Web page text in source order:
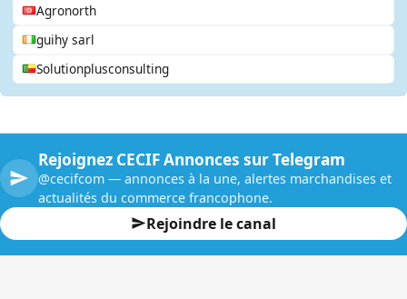
Agronorth
guihy sarl
Solutionplusconsulting
Rejoignez CECIF Annonces sur Telegram
@cecifcom — annonces à la une, alertes marchandises et
actualités du commerce francophone.
Rejoindre le canal